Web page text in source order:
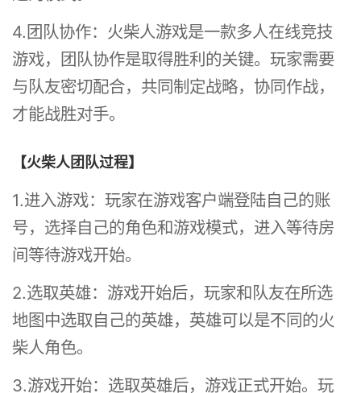
4.团队协作：火柴人游戏是一款多人在线竞技
游戏，团队协作是取得胜利的关键。玩家需要
与队友密切配合，共同制定战略，协同作战，
才能战胜对手。
【火柴人团队过程】
1.进入游戏：玩家在游戏客户端登陆自己的账
号，选择自己的角色和游戏模式，进入等待房
间等待游戏开始。
2.选取英雄：游戏开始后，玩家和队友在所选
地图中选取自己的英雄，英雄可以是不同的火
柴人角色。
3.游戏开始：选取英雄后，游戏正式开始。玩